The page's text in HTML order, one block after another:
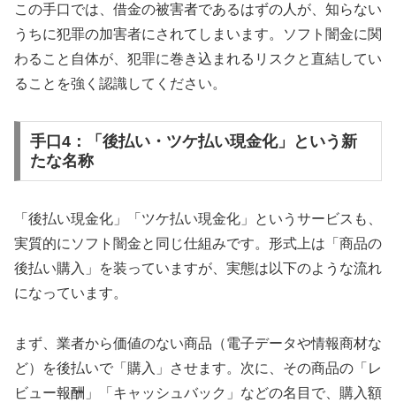
この手口では、借金の被害者であるはずの人が、知らない
うちに犯罪の加害者にされてしまいます。ソフト闇金に関
わること自体が、犯罪に巻き込まれるリスクと直結してい
ることを強く認識してください。
手口4：「後払い・ツケ払い現金化」という新
たな名称
「後払い現金化」「ツケ払い現金化」というサービスも、
実質的にソフト闇金と同じ仕組みです。形式上は「商品の
後払い購入」を装っていますが、実態は以下のような流れ
になっています。
まず、業者から価値のない商品（電子データや情報商材な
ど）を後払いで「購入」させます。次に、その商品の「レ
ビュー報酬」「キャッシュバック」などの名目で、購入額